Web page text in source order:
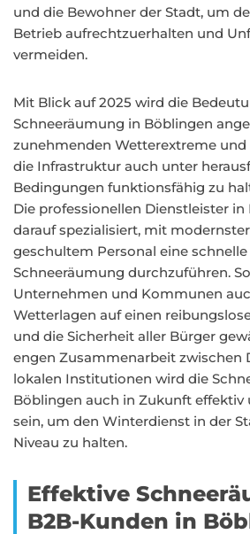
und die Bewohner der Stadt, um
Betrieb aufrechtzuerhalten und
vermeiden.
Mit Blick auf 2025 wird die
Schneeräumung in Böblingen
zunehmenden Wetterextreme
die Infrastruktur auch unter
Bedingungen funktionsfähig zu
Die professionellen Dienstleister
darauf spezialisiert, mit
geschultem Personal eine
Schneeräumung durchzuführen.
Unternehmen und Kommunen
Wetterlagen auf einen
und die Sicherheit aller Bürger
engen Zusammenarbeit zwischen
lokalen Institutionen wird die
Böblingen auch in Zukunft effektiv
sein, um den Winterdienst in der
Niveau zu halten.
Effektive
B2B-Kunden in